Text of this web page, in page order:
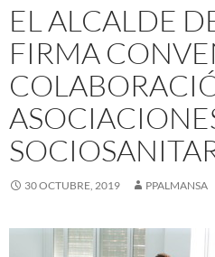
EL ALCALDE
FIRMA
30 OCTUBRE, 2019 PPALMANSA